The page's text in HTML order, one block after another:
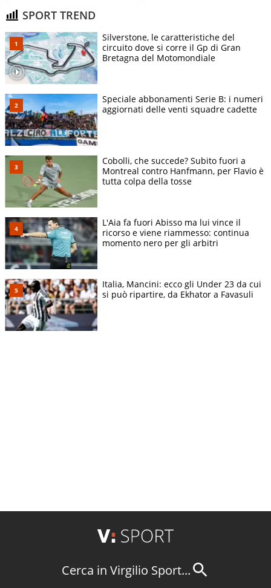
SPORT TREND
Silverstone, le caratteristiche del
circuito dove si corre il Gp di Gran
Bretagna del Motomondiale
Speciale abbonamenti Serie B: i numeri
aggiornati delle venti squadre cadette
Cobolli, che succede? Subito fuori a
Montreal contro Hanfmann, per Flavio è
tutta colpa della tosse
L'Aia fa fuori Abisso ma lui vince il
ricorso e viene riammesso: continua
momento nero per gli arbitri
Italia, Mancini: ecco gli Under 23 da cui
si può ripartire, da Ekhator a Favasuli
Cerca in Virgilio Sport...